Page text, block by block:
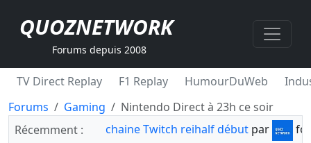
QUOZNETWORK
Forums depuis 2008
TV Direct Replay F1 Replay HumourDuWeb
Forums
Gaming
Nintendo Direct à 23h ce soir
Récemment :
chaine Twitch reihalf début par